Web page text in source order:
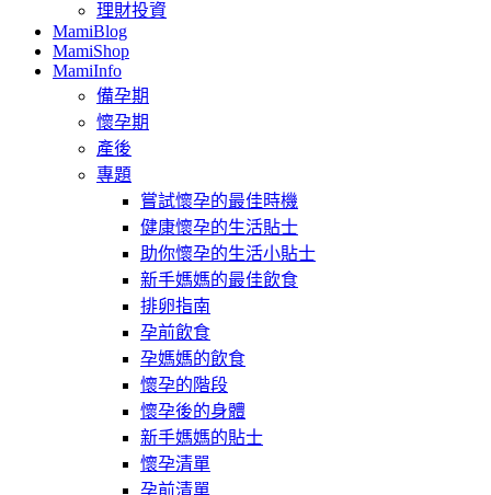
理財投資
MamiBlog
MamiShop
MamiInfo
備孕期
懷孕期
產後
專題
嘗試懷孕的最佳時機
健康懷孕的生活貼士
助你懷孕的生活小貼士
新手媽媽的最佳飲食
排卵指南
孕前飲食
孕媽媽的飲食
懷孕的階段
懷孕後的身體
新手媽媽的貼士
懷孕清單
孕前清單